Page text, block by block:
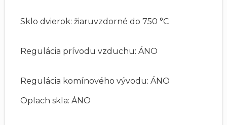
Sklo dvierok: žiaruvzdorné do 750 °C
Regulácia prívodu vzduchu: ÁNO
Regulácia komínového vývodu: ÁNO
Oplach skla: ÁNO